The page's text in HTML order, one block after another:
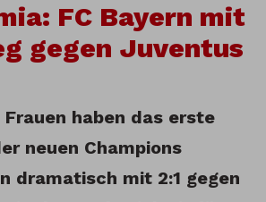
FC Bayern mit
gegen Juventus
Frauen haben das erste
neuen Champions
dramatisch mit 2:1 gegen